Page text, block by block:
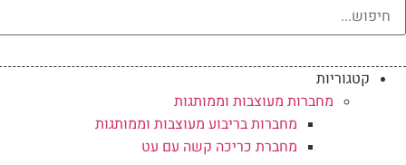
קטגוריות
מחברות מעוצבות וממותגות
מחברות בריבוע מעוצבות וממותגות
מחברת כריכה קשה עם עט